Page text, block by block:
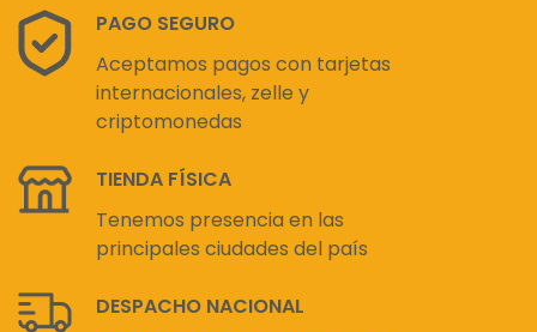
PAGO SEGURO
Aceptamos pagos con tarjetas
internacionales, zelle y
criptomonedas
TIENDA FÍSICA
Tenemos presencia en las
principales ciudades del país
DESPACHO NACIONAL